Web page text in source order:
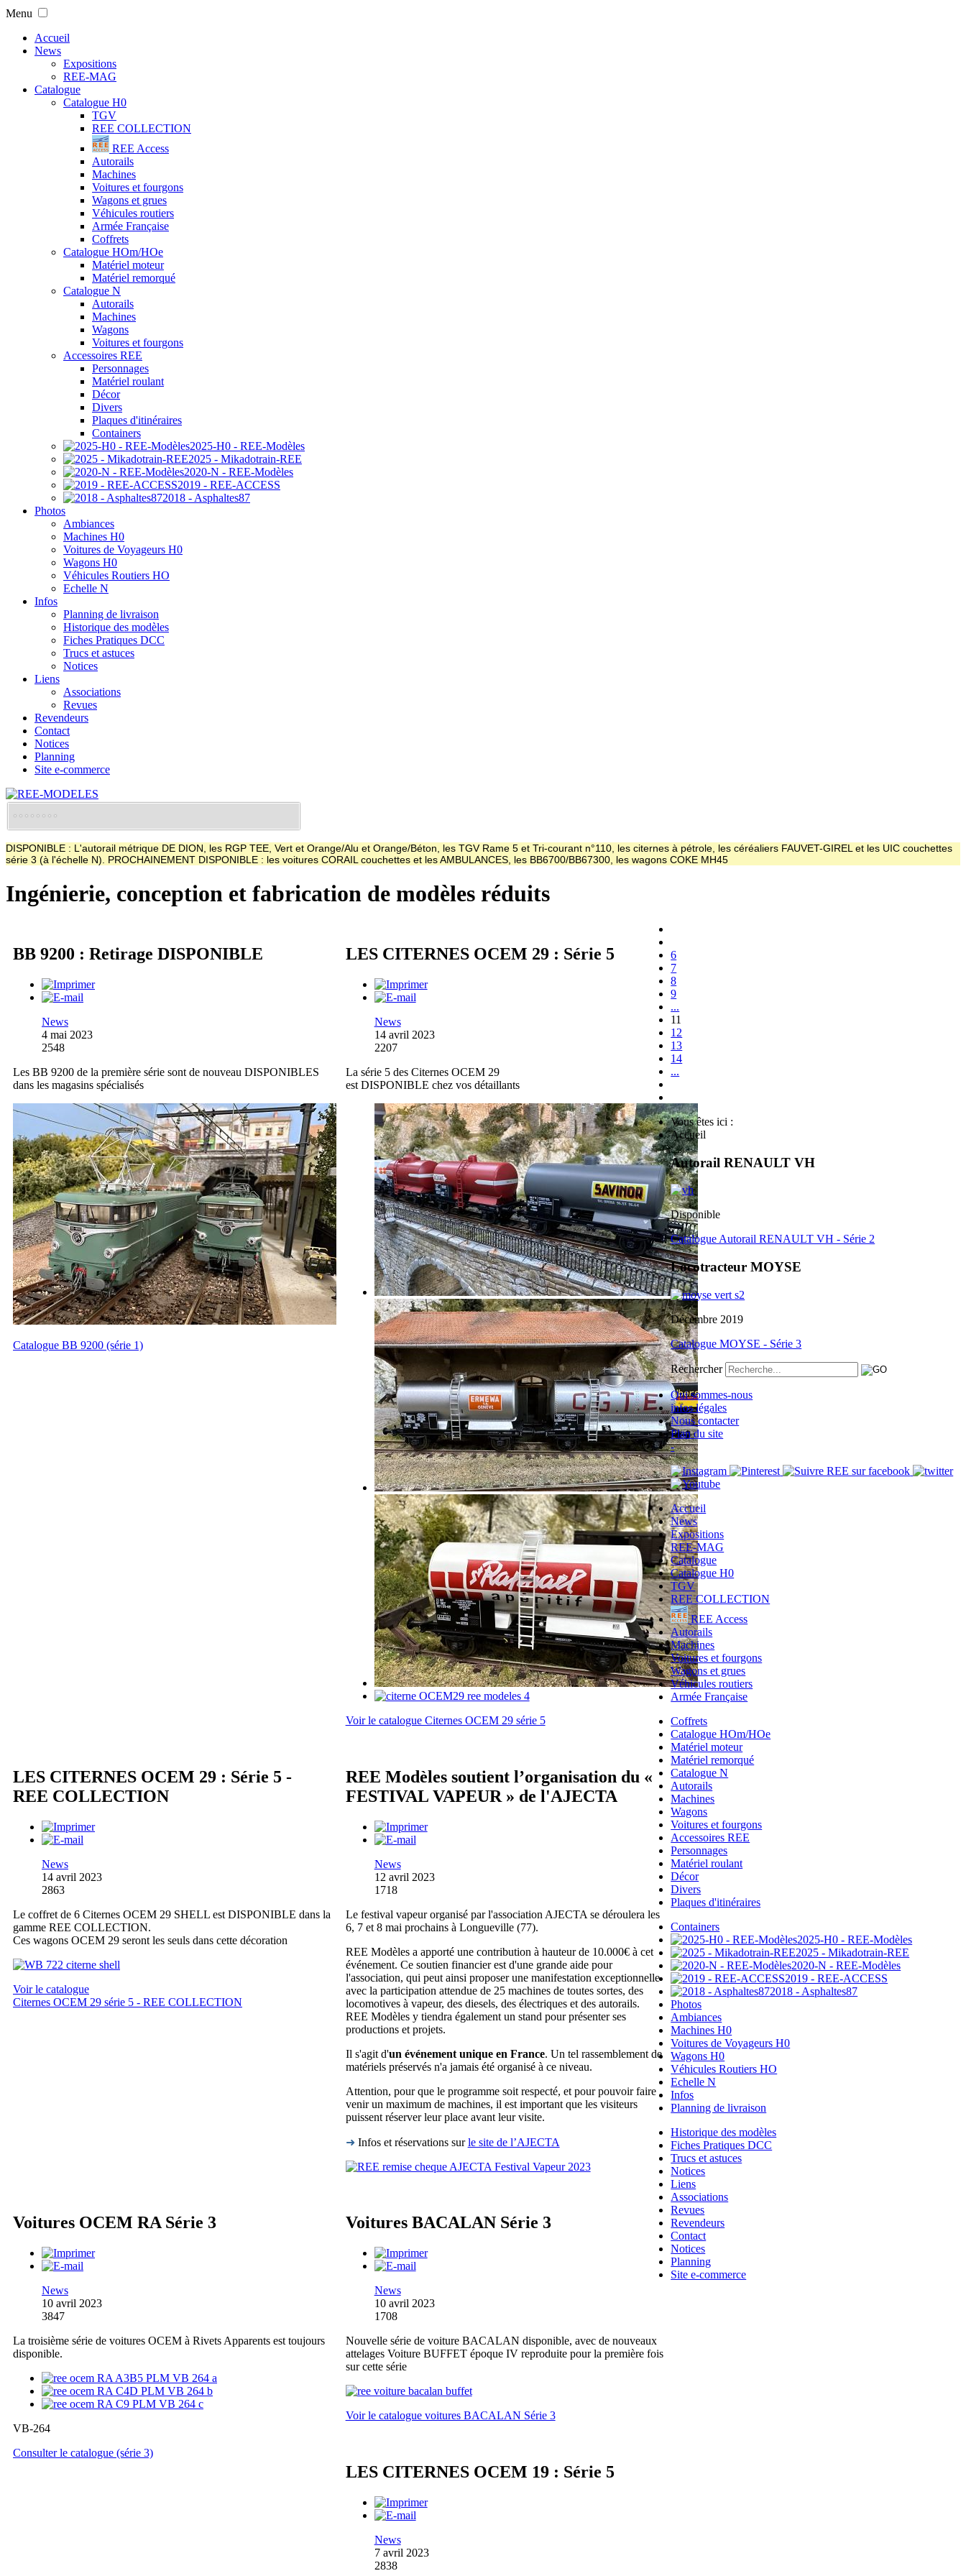
Menu
Accueil
News
Expositions
REE-MAG
Catalogue
Catalogue H0
TGV
REE COLLECTION
REE Access
Autorails
Machines
Voitures et fourgons
Wagons et grues
Véhicules routiers
Armée Française
Coffrets
Catalogue HOm/HOe
Matériel moteur
Matériel remorqué
Catalogue N
Autorails
Machines
Wagons
Voitures et fourgons
Accessoires REE
Personnages
Matériel roulant
Décor
Divers
Plaques d'itinéraires
Containers
2025-H0 - REE-Modèles
2025 - Mikadotrain-REE
2020-N - REE-Modèles
2019 - REE-ACCESS
2018 - Asphaltes87
Photos
Ambiances
Machines H0
Voitures de Voyageurs H0
Wagons H0
Véhicules Routiers HO
Echelle N
Infos
Planning de livraison
Historique des modèles
Fiches Pratiques DCC
Trucs et astuces
Notices
Liens
Associations
Revues
Revendeurs
Contact
Notices
Planning
Site e-commerce
DISPONIBLE : L'autorail métrique DE DION, les RGP TEE, Vert et Orange/Alu et Orange/Béton, les TGV Rame 5 et Tri-courant n°110, les citernes à pétrole, les céréaliers FAUVET-GIREL et les UIC couchettes
série 3 (à l'échelle N). PROCHAINEMENT DISPONIBLE : les voitures CORAIL couchettes et les AMBULANCES, les BB6700/BB67300, les wagons COKE MH45
Ingénierie, conception et fabrication de modèles réduits
BB 9200 : Retirage DISPONIBLE
News
4 mai 2023
2548
Les BB 9200 de la première série sont de nouveau DISPONIBLES
dans les magasins spécialisés
Catalogue BB 9200 (série 1)
LES CITERNES OCEM 29 : Série 5
News
14 avril 2023
2207
La série 5 des Citernes OCEM 29
est DISPONIBLE chez vos détaillants
Voir le catalogue Citernes OCEM 29 série 5
LES CITERNES OCEM 29 : Série 5 -
REE COLLECTION
News
14 avril 2023
2863
Le coffret de 6 Citernes OCEM 29 SHELL est DISPONIBLE dans la
gamme REE COLLECTION.
Ces wagons OCEM 29 seront les seuls dans cette décoration
Voir le catalogue
Citernes OCEM 29 série 5 - REE COLLECTION
REE Modèles soutient l’organisation du «
FESTIVAL VAPEUR » de l'AJECTA
News
12 avril 2023
1718
Le festival vapeur organisé par l'association AJECTA se déroulera les
6, 7 et 8 mai prochains à Longueville (77).
REE Modèles a apporté une contribution à hauteur de 10.000€ à cet
événement. Ce soutien financier est d'une grande aide pour
l'association, qui peut ainsi proposer une manifestation exceptionnelle
avec la participation attendue de 25 machines de toutes sortes, des
locomotives à vapeur, des diesels, des électriques et des autorails.
REE Modèles y tiendra également un stand pour présenter ses
productions et projets.
Il s'agit d'un événement unique en France. Un tel rassemblement de
matériels préservés n'a jamais été organisé à ce niveau.
Attention, pour que le programme soit respecté, et pour pouvoir faire
venir un maximum de machines, il est important que les visiteurs
puissent réserver leur place avant leur visite.
➜ Infos et réservations surle site de l’AJECTA
Voitures OCEM RA Série 3
News
10 avril 2023
3847
La troisième série de voitures OCEM à Rivets Apparents est toujours
disponible.
VB-264
Consulter le catalogue (série 3)
Voitures BACALAN Série 3
News
10 avril 2023
1708
Nouvelle série de voiture BACALAN disponible, avec de nouveaux
attelages Voiture BUFFET époque IV reproduite pour la première fois
sur cette série
Voir le catalogue voitures BACALAN Série 3
LES CITERNES OCEM 19 : Série 5
News
7 avril 2023
2838
6
7
8
9
...
11
12
13
14
...
Vous êtes ici :
Accueil
Autorail RENAULT VH
Disponible
Catalogue Autorail RENAULT VH - Série 2
Locotracteur MOYSE
Décembre 2019
Catalogue MOYSE - Série 3
Rechercher
Qui sommes-nous
infos légales
Nous contacter
Plan du site
-
Accueil
News
Expositions
REE-MAG
Catalogue
Catalogue H0
TGV
REE COLLECTION
REE Access
Autorails
Machines
Voitures et fourgons
Wagons et grues
Véhicules routiers
Armée Française
Coffrets
Catalogue HOm/HOe
Matériel moteur
Matériel remorqué
Catalogue N
Autorails
Machines
Wagons
Voitures et fourgons
Accessoires REE
Personnages
Matériel roulant
Décor
Divers
Plaques d'itinéraires
Containers
2025-H0 - REE-Modèles
2025 - Mikadotrain-REE
2020-N - REE-Modèles
2019 - REE-ACCESS
2018 - Asphaltes87
Photos
Ambiances
Machines H0
Voitures de Voyageurs H0
Wagons H0
Véhicules Routiers HO
Echelle N
Infos
Planning de livraison
Historique des modèles
Fiches Pratiques DCC
Trucs et astuces
Notices
Liens
Associations
Revues
Revendeurs
Contact
Notices
Planning
Site e-commerce